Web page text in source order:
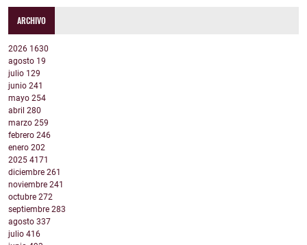
ARCHIVO
2026 1630
agosto 19
julio 129
junio 241
mayo 254
abril 280
marzo 259
febrero 246
enero 202
2025 4171
diciembre 261
noviembre 241
octubre 272
septiembre 283
agosto 337
julio 416